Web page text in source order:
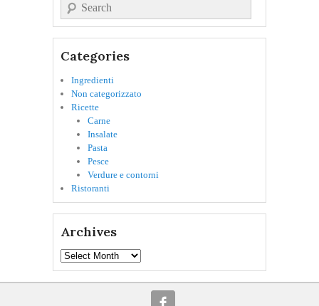
Cerca
Categories
Ingredienti
Non categorizzato
Ricette
Carne
Insalate
Pasta
Pesce
Verdure e contorni
Ristoranti
Archives
Archives